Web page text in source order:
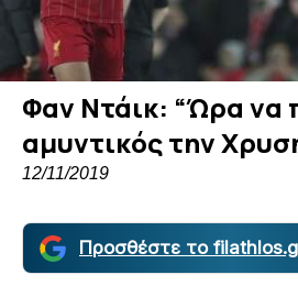
Φαν Ντάικ: “Ώρα να
αμυντικός την
12/11/2019
Προσθέστε το